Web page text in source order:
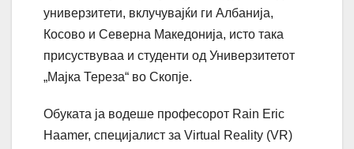
универзитети, вклучувајќи ги Албанија,
Косово и Северна Македонија, исто така
присуствуваа и студенти од Универзитетот
„Мајка Тереза“ во Скопје.
Обуката ја водеше професорот Rain Eric
Haamer, специјалист за Virtual Reality (VR)